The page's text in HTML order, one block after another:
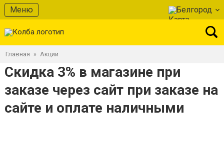
Меню Белгород
Главная » Акции
Скидка 3% в магазине при
заказе через сайт при заказе на
сайте и оплате наличными